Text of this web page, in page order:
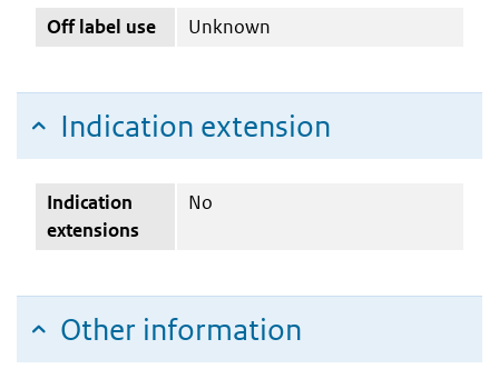
Off label use Unknown
Indication extension
Indication
extensions
No
Other information